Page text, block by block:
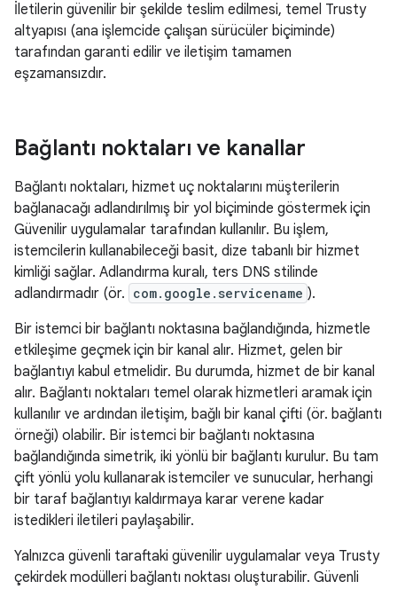
İletilerin güvenilir bir şekilde teslim edilmesi, temel Trusty
altyapısı (ana işlemcide çalışan sürücüler biçiminde)
tarafından garanti edilir ve iletişim tamamen
eşzamansızdır.
Bağlantı noktaları ve kanallar
Bağlantı noktaları, hizmet uç noktalarını müşterilerin
bağlanacağı adlandırılmış bir yol biçiminde göstermek için
Güvenilir uygulamalar tarafından kullanılır. Bu işlem,
istemcilerin kullanabileceği basit, dize tabanlı bir hizmet
kimliği sağlar. Adlandırma kuralı, ters DNS stilinde
adlandırmadır (ör. com.google.servicename ).
Bir istemci bir bağlantı noktasına bağlandığında, hizmetle
etkileşime geçmek için bir kanal alır. Hizmet, gelen bir
bağlantıyı kabul etmelidir. Bu durumda, hizmet de bir kanal
alır. Bağlantı noktaları temel olarak hizmetleri aramak için
kullanılır ve ardından iletişim, bağlı bir kanal çifti (ör. bağlantı
örneği) olabilir. Bir istemci bir bağlantı noktasına
bağlandığında simetrik, iki yönlü bir bağlantı kurulur. Bu tam
çift yönlü yolu kullanarak istemciler ve sunucular, herhangi
bir taraf bağlantıyı kaldırmaya karar verene kadar
istedikleri iletileri paylaşabilir.
Yalnızca güvenli taraftaki güvenilir uygulamalar veya Trusty
çekirdek modülleri bağlantı noktası oluşturabilir. Güvenli